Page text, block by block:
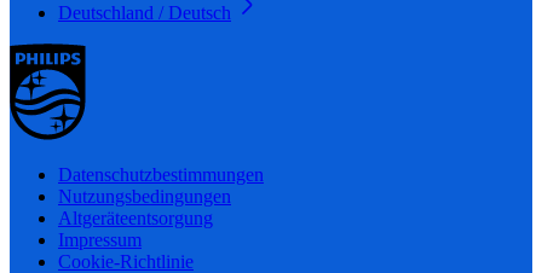
Deutschland / Deutsch
Datenschutzbestimmungen
Nutzungsbedingungen
Altgeräteentsorgung
Impressum
Cookie-Richtlinie